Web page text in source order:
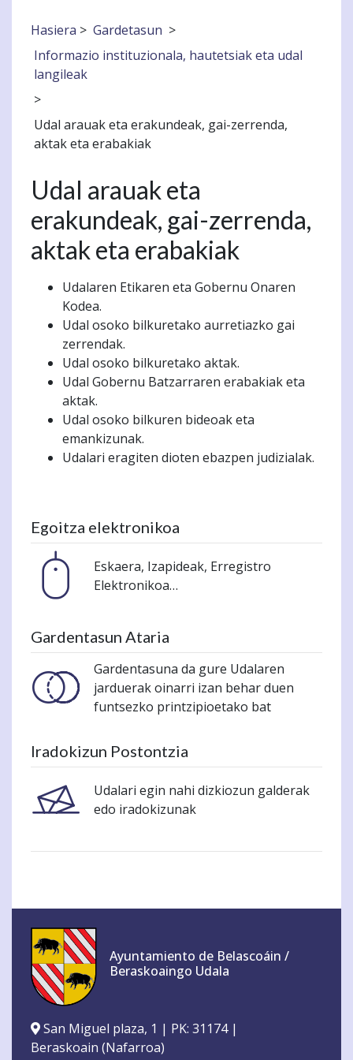
Hasiera > Gardetasun >
Informazio instituzionala, hautetsiak eta udal
langileak
>
Udal arauak eta erakundeak, gai-zerrenda,
aktak eta erabakiak
Udal arauak eta
erakundeak, gai-zerrenda,
aktak eta erabakiak
Udalaren Etikaren eta Gobernu Onaren
Kodea.
Udal osoko bilkuretako aurretiazko gai
zerrendak.
Udal osoko bilkuretako aktak.
Udal Gobernu Batzarraren erabakiak eta
aktak.
Udal osoko bilkuren bideoak eta
emankizunak.
Udalari eragiten dioten ebazpen judizialak.
Egoitza elektronikoa
Eskaera, Izapideak, Erregistro
Elektronikoa…
Gardentasun Ataria
Gardentasuna da gure Udalaren
jarduerak oinarri izan behar duen
funtsezko printzipioetako bat
Iradokizun Postontzia
Udalari egin nahi dizkiozun galderak
edo iradokizunak
Ayuntamiento de Belascoáin /
Beraskoaingo Udala
San Miguel plaza, 1 | PK: 31174 |
Beraskoain (Nafarroa)